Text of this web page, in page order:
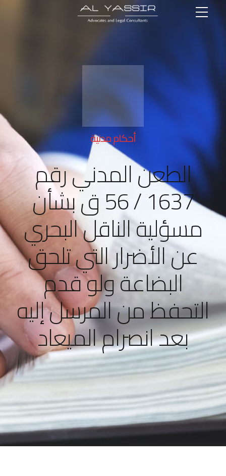
أحكام مدنية
الطعن المدني رقم
1637 / 56 ق بشأن
مسؤلية الناقل البحري
عن الأضرار التي تلحق
البضاعة ولو قدم
التحفظ من المرسل إليه
بعد انصرام الميعاد